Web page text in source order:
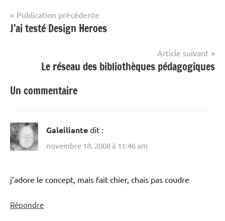
Navigation
de
Publication précédente
J’ai testé Design Heroes
Article suivant
Le réseau des bibliothèques pédagogiques
Un commentaire
Galeiliante dit :
novembre 18, 2008 à 11:46 am
j’adore le concept, mais fait chier, chais pas coudre
Répondre